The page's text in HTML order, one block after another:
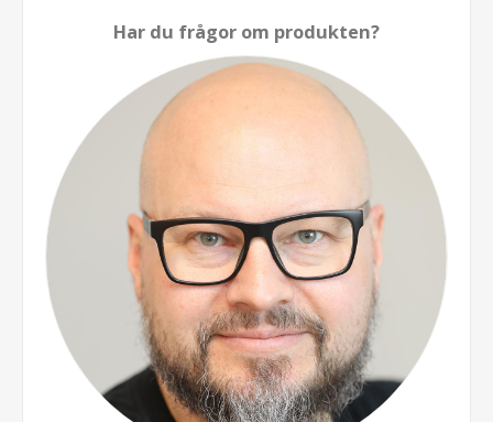
Har du frågor om produkten?